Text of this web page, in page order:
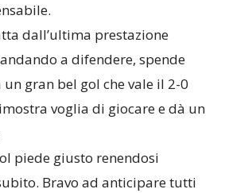
dall’ultima prestazione
a difendere, spende
gran bel gol che vale il 2-0
voglia di giocare e dà un
piede giusto renendosi
Bravo ad anticipare tutti